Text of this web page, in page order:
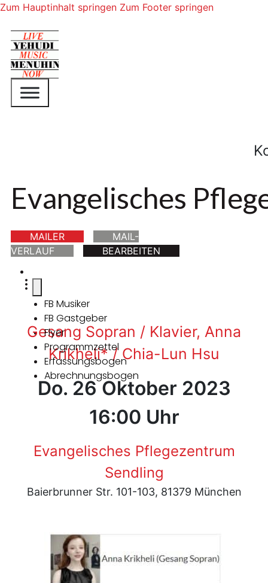
Zum Hauptinhalt springen Zum Footer springen
Evangelisches
MAILER
MAIL-
VERLAUF
BEARBEITEN
FB Musiker
FB Gastgeber
Flyer
Programmzettel
Erfassungsbogen
Abrechnungsbogen
Gesang Sopran / Klavier, Anna
Krikheli* / Chia-Lun Hsu
Do. 26 Oktober 2023
16:00 Uhr
Evangelisches Pflegezentrum
Sendling
Baierbrunner Str. 101-103, 81379 München